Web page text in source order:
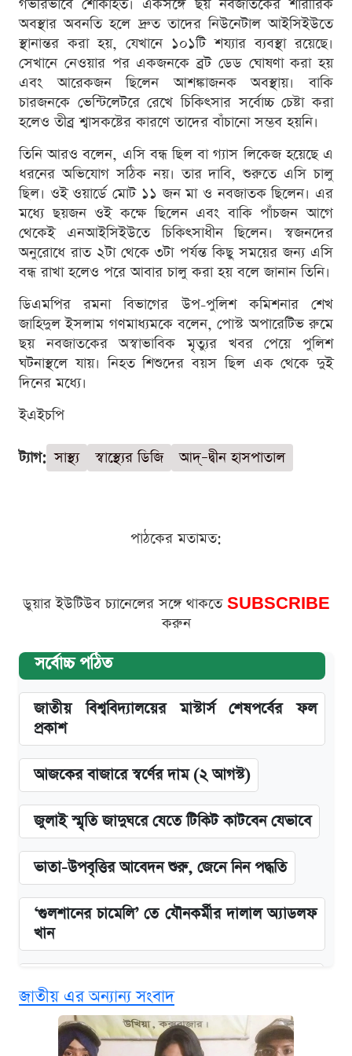
গভীরভাবে শোকাহত। একসঙ্গে ছয় নবজাতকের শারীরিক
অবস্থার অবনতি হলে দ্রুত তাদের নিউনেটাল আইসিইউতে
স্থানান্তর করা হয়, যেখানে ১০১টি শয্যার ব্যবস্থা রয়েছে।
সেখানে নেওয়ার পর একজনকে ব্রট ডেড ঘোষণা করা হয়
এবং আরেকজন ছিলেন আশঙ্কাজনক অবস্থায়। বাকি
চারজনকে ভেন্টিলেটরে রেখে চিকিৎসার সর্বোচ্চ চেষ্টা করা
হলেও তীব্র শ্বাসকষ্টের কারণে তাদের বাঁচানো সম্ভব হয়নি।
তিনি আরও বলেন, এসি বন্ধ ছিল বা গ্যাস লিকেজ হয়েছে এ
ধরনের অভিযোগ সঠিক নয়। তার দাবি, শুরুতে এসি চালু
ছিল। ওই ওয়ার্ডে মোট ১১ জন মা ও নবজাতক ছিলেন। এর
মধ্যে ছয়জন ওই কক্ষে ছিলেন এবং বাকি পাঁচজন আগে
থেকেই এনআইসিইউতে চিকিৎসাধীন ছিলেন। স্বজনদের
অনুরোধে রাত ২টা থেকে ৩টা পর্যন্ত কিছু সময়ের জন্য এসি
বন্ধ রাখা হলেও পরে আবার চালু করা হয় বলে জানান তিনি।
ডিএমপির রমনা বিভাগের উপ-পুলিশ কমিশনার শেখ
জাহিদুল ইসলাম গণমাধ্যমকে বলেন, পোস্ট অপারেটিভ রুমে
ছয় নবজাতকের অস্বাভাবিক মৃত্যুর খবর পেয়ে পুলিশ
ঘটনাস্থলে যায়। নিহত শিশুদের বয়স ছিল এক থেকে দুই
দিনের মধ্যে।
ইএইচপি
ট্যাগ: সাস্থ্য স্বাস্থ্যের ডিজি আদ্–দ্বীন হাসপাতাল
পাঠকের মতামত:
ডুয়ার ইউটিউব চ্যানেলের সঙ্গে থাকতে SUBSCRIBE
করুন
সর্বোচ্চ পঠিত
জাতীয় বিশ্ববিদ্যালয়ের মাস্টার্স শেষপর্বের ফল
প্রকাশ
আজকের বাজারে স্বর্ণের দাম (২ আগস্ট)
জুলাই স্মৃতি জাদুঘরে যেতে টিকিট কাটবেন যেভাবে
ভাতা-উপবৃত্তির আবেদন শুরু, জেনে নিন পদ্ধতি
‘গুলশানের চামেলি’ তে যৌনকর্মীর দালাল অ্যাডলফ
খান
এক ক্লিকে জেনে নিন আইফোন ১৮ প্রো ম্যাক্সের
দাম ও ফিচার
জাতীয় এর অন্যান্য সংবাদ